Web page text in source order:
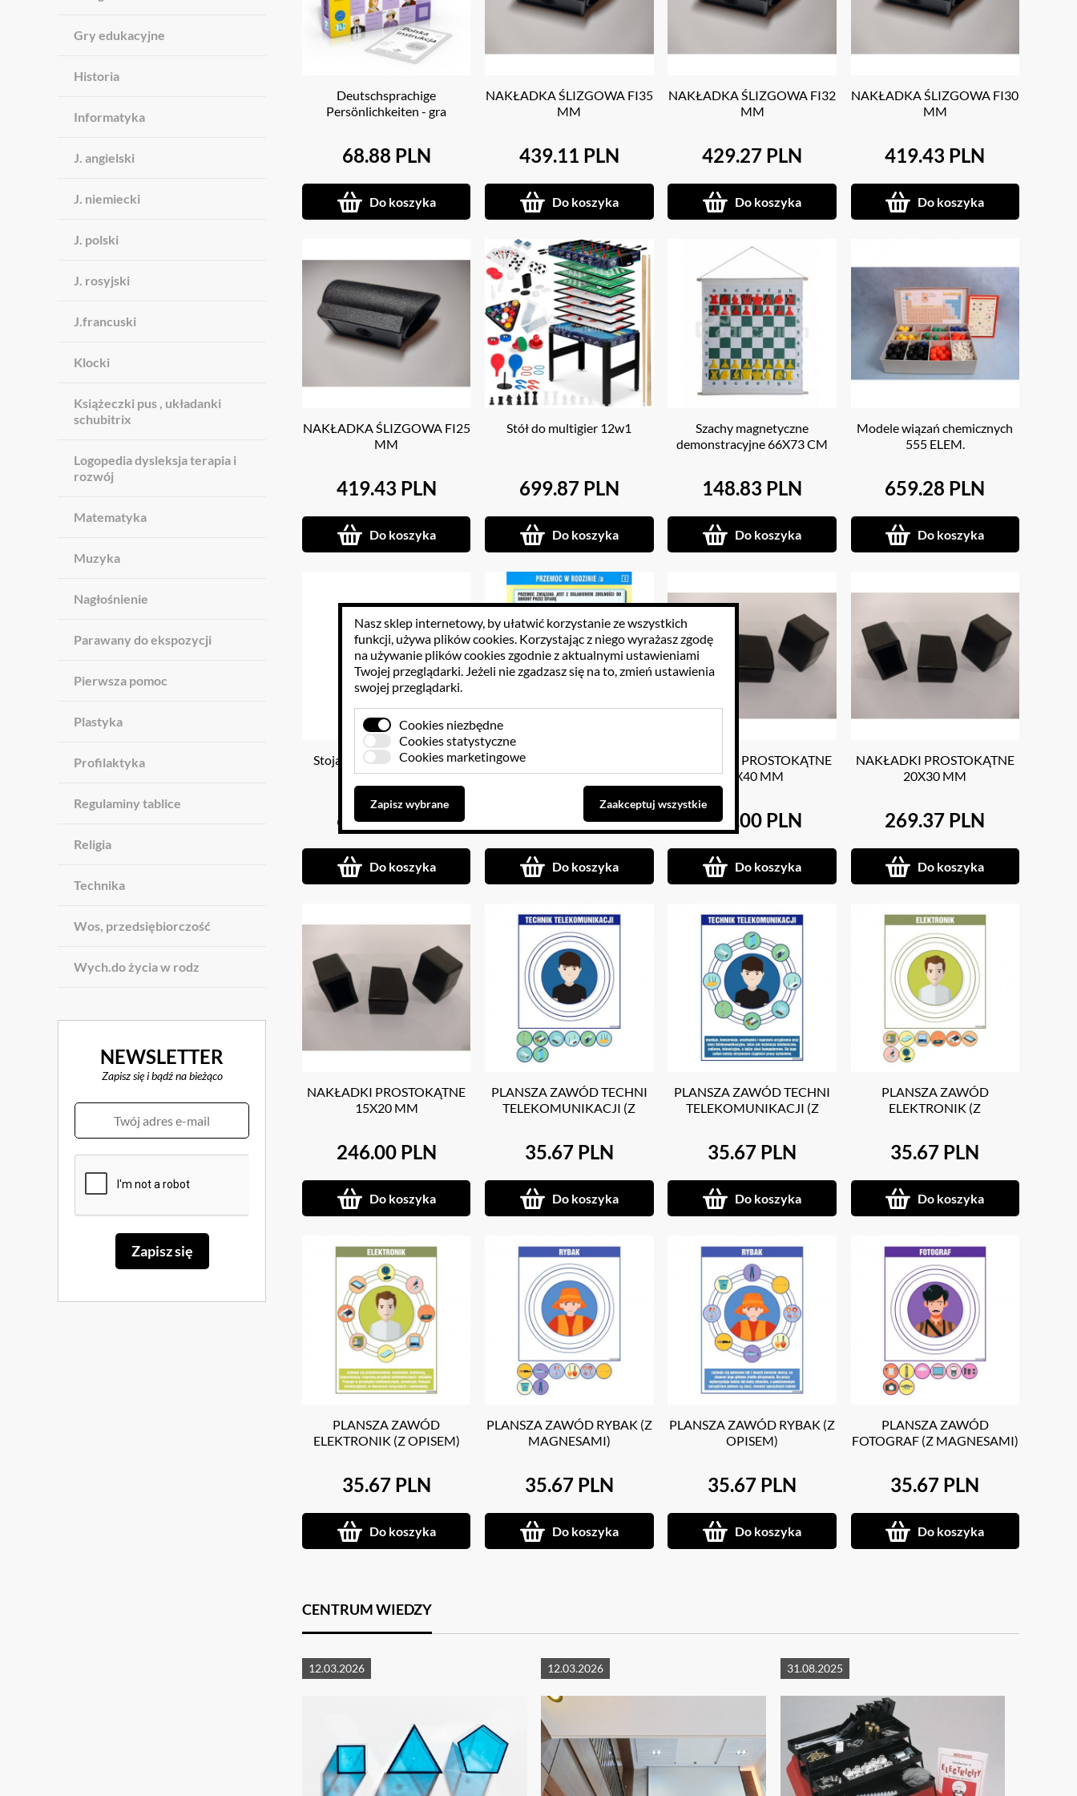
Gry edukacyjne
Historia
Informatyka
J. angielski
J. niemiecki
J. polski
J. rosyjski
J.francuski
Klocki
Książeczki pus , układanki
schubitrix
Logopedia dysleksja terapia i
rozwój
Matematyka
Muzyka
Nagłośnienie
Parawany do ekspozycji
Pierwsza pomoc
Plastyka
Profilaktyka
Regulaminy tablice
Religia
Technika
Wos, przedsiębiorczość
Wych.do życia w rodz
NEWSLETTER
Zapisz się i bądź na bieżąco
Deutschsprachige
Persönlichkeiten - gra
68.88 PLN
Do koszyka
NAKŁADKA ŚLIZGOWA FI35
MM
439.11 PLN
Do koszyka
NAKŁADKA ŚLIZGOWA FI32
MM
429.27 PLN
Do koszyka
NAKŁADKA ŚLIZGOWA FI30
MM
419.43 PLN
Do koszyka
NAKŁADKA ŚLIZGOWA FI25
MM
419.43 PLN
Do koszyka
Stół do multigier 12w1
699.87 PLN
Do koszyka
Szachy magnetyczne
demonstracyjne 66X73 CM
148.83 PLN
Do koszyka
Modele wiązań chemicznych
555 ELEM.
659.28 PLN
Do koszyka
Stojak do przechowywania
map
649.44 PLN
Do koszyka
PRZEMOC W RODZINIE
PLANSZE
624.84 PLN
Do koszyka
NAKŁADKI PROSTOKĄTNE
20X40 MM
369.00 PLN
Do koszyka
NAKŁADKI PROSTOKĄTNE
20X30 MM
269.37 PLN
Do koszyka
NAKŁADKI PROSTOKĄTNE
15X20 MM
246.00 PLN
Do koszyka
PLANSZA ZAWÓD TECHNI
TELEKOMUNIKACJI (Z
35.67 PLN
Do koszyka
PLANSZA ZAWÓD TECHNI
TELEKOMUNIKACJI (Z
35.67 PLN
Do koszyka
PLANSZA ZAWÓD
ELEKTRONIK (Z
35.67 PLN
Do koszyka
PLANSZA ZAWÓD
ELEKTRONIK (Z OPISEM)
35.67 PLN
Do koszyka
PLANSZA ZAWÓD RYBAK (Z
MAGNESAMI)
35.67 PLN
Do koszyka
PLANSZA ZAWÓD RYBAK (Z
OPISEM)
35.67 PLN
Do koszyka
PLANSZA ZAWÓD
FOTOGRAF (Z MAGNESAMI)
35.67 PLN
Do koszyka
CENTRUM WIEDZY
12.03.2026 12.03.2026 31.08.2025
Nasz sklep internetowy, by ułatwić korzystanie ze wszystkich
funkcji, używa plików cookies. Korzystając z niego wyrażasz zgodę
na używanie plików cookies zgodnie z aktualnymi ustawieniami
Twojej przeglądarki. Jeżeli nie zgadzasz się na to, zmień ustawienia
swojej przeglądarki.
Cookies niezbędne
Cookies statystyczne
Cookies marketingowe
Zapisz wybrane Zaakceptuj wszystkie